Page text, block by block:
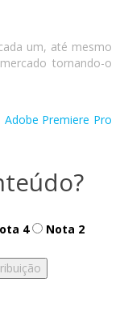
um, até mesmo
tornando-o
Premiere Pro
4 Nota 2